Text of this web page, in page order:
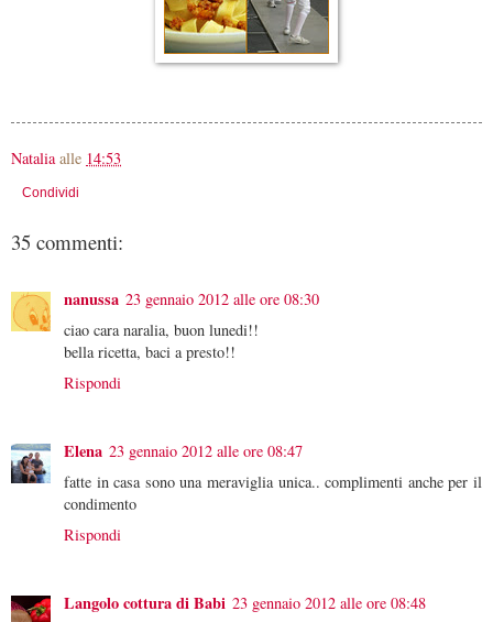
Natalia alle 14:53
Condividi
35 commenti:
nanussa 23 gennaio 2012 alle ore 08:30
ciao cara naralia, buon lunedi!!
bella ricetta, baci a presto!!
Rispondi
Elena 23 gennaio 2012 alle ore 08:47
fatte in casa sono una meraviglia unica.. complimenti anche per il
condimento
Rispondi
Langolo cottura di Babi 23 gennaio 2012 alle ore 08:48